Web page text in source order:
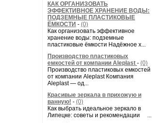
КАК ОРГАНИЗОВАТЬ
ЭФФЕКТИВНОЕ ХРАНЕНИЕ ВОДЫ:
ПОДЗЕМНЫЕ ПЛАСТИКОВЫЕ
ЁМКОСТИ - (0)
Как организовать эффективное
хранение воды: подземные
пластиковые ёмкости Надёжное х...
Производство пластиковых
емкостей от компании Aleplast - (0)
Производство пластиковых емкостей
от компании Aleplast Компания
Aleplast — од...
Красивые зеркала в прихожую и
ванную! - (0)
Как выбрать идеальное зеркало в
Липецке: советы и рекомендации ...